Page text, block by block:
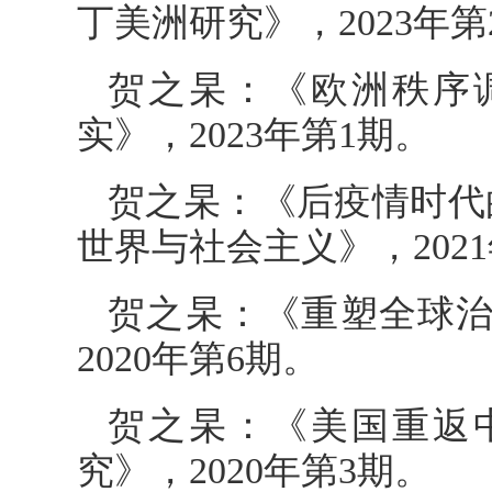
丁美洲研究》，2023年
贺之杲：《欧洲秩序
实》，2023年第1期。
贺之杲：《后疫情时
世界与社会主义》，
贺之杲：《重塑全球
2020年第6期。
贺之杲：《美国重返
究》，2020年第3期。